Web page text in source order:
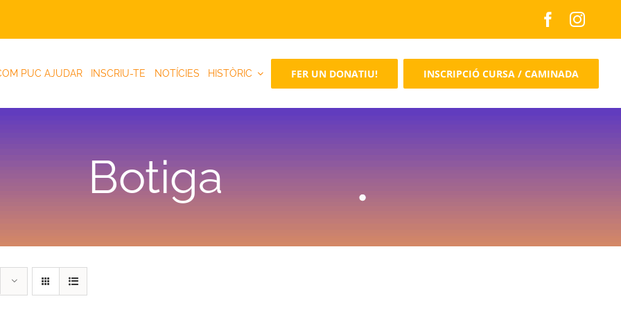
PUC AJUDAR INSCRIU-TE NOTÍCIES HISTÒRIC FER UN DONATIU! INSCRIPCIÓ CURSA / CAMINADA
Botiga